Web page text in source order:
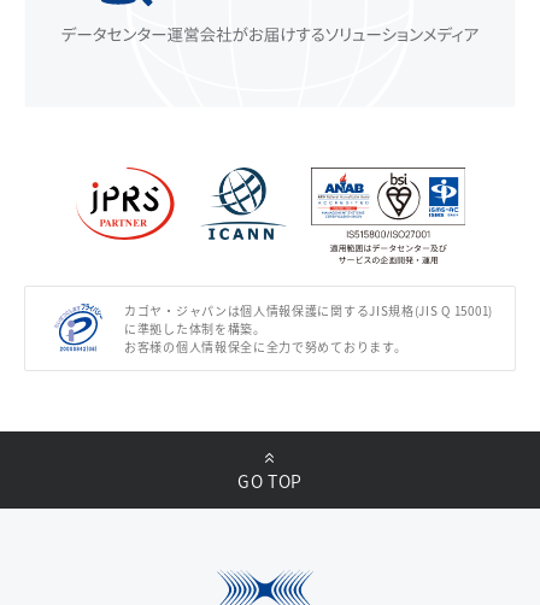
カゴヤ・ジャパンは個人情報保護に関するJIS規格(JIS Q 15001)
に準拠した体制を構築。
お客様の個人情報保全に全力で努めております。
GO TOP